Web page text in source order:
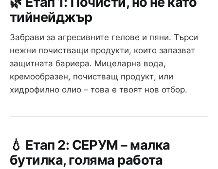
тийнейджър
Забрави за агресивните гелове и пяни. Търси
нежни почистващи продукти, които запазват
защитната бариера. Мицеларна вода,
кремообразен, почистващ продукт, или
хидрофилно олио – това е твоят нов отбор.
💧 Етап 2: СЕРУМ – малка
бутилка, голяма работа